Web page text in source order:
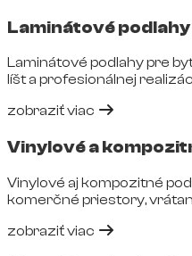
Laminátové podlahy
Laminátové podlahy pre
líšt a profesionálnej
zobraziť viac
Vinylové a
Vinylové aj kompozitné
komerčné priestory,
zobraziť viac